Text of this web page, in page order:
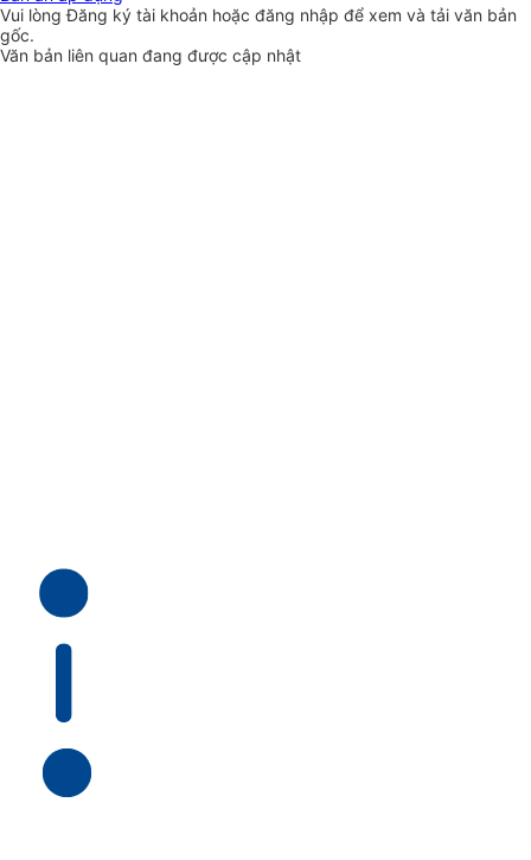
Vui lòngĐăng ký tài khoản hoặc đăng nhập để xem và tải văn bản
gốc.
Văn bản liên quan đang được cập nhật